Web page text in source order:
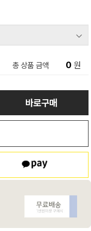
총 상품 금액 0 원
바로구매